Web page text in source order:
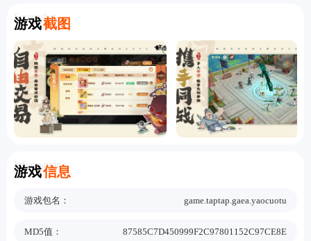
游戏截图
Screenshot
游戏信息
Information
游戏包名： game.taptap.gaea.yaocuotu
MD5值： 87585C7D450999F2C97801152C97CE8E